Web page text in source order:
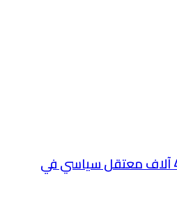
توثيق حقوقي: أكثر من 4 آلاف معتقل سياسي في